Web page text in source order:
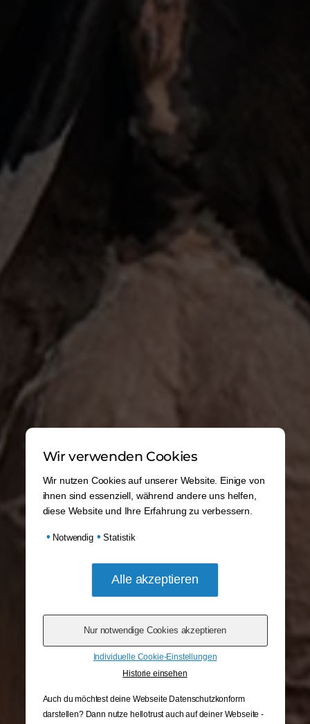
Wir verwenden Cookies
Wir nutzen Cookies auf unserer Website. Einige von
ihnen sind essenziell, während andere uns helfen,
diese Website und Ihre Erfahrung zu verbessern.
• Notwendig • Statistik
Individuelle Cookie-Einstellungen
Historie einsehen
Auch du möchtest deine Webseite Datenschutzkonform
darstellen? Dann nutze hellotrust auch auf deiner Webseite -